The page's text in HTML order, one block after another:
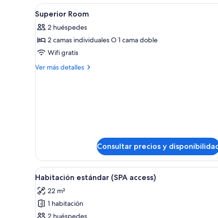
(2
Adults
and
2
children)
Abrir
todas
las
fotos
de
Superior
Habitación de hotel con una
8
Superior Room
2 huéspedes
2 camas individuales O 1 cama doble
Wifi gratis
Ver más detalles
Más
Consultar precios y
Abrir
todas
las
fotos
Un área de spa con
7
Habitación estándar (SPA access)
22 m²
1 habitación
2 huéspedes